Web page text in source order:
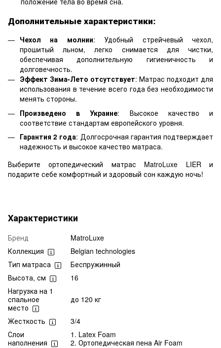
Дополнительные характеристики:
Чехол на молнии: Удобный стрейчевый чехол,
прошитый льном, легко снимается для чистки,
обеспечивая дополнительную гигиеничность и
долговечность.
Эффект Зима-Лето отсутствует: Матрас подходит для
использования в течение всего года без необходимости
менять стороны.
Произведено в Украине: Высокое качество и
соответствие стандартам европейского уровня.
Гарантия 2 года: Долгосрочная гарантия подтверждает
надежность и высокое качество матраса.
Выберите ортопедический матрас MatroLuxe LIER и
подарите себе комфортный и здоровый сон каждую ночь!
Характеристики
Бренд
MatroLuxe
Коллекция
Belgian technologies
Тип матраса
Беспружинный
Высота, см
16
Нагрузка на 1
спальное
место
до 120 кг
Жесткость
3/4
Слои
наполнения
1. Latex Foam
2. Ортопедическая пена Air Foam